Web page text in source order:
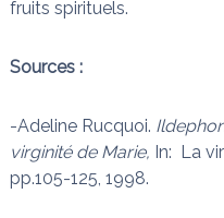
fruits spirituels.
Sources :
-Adeline Rucquoi.
virginité de Marie, In: La
pp.105-125, 1998.